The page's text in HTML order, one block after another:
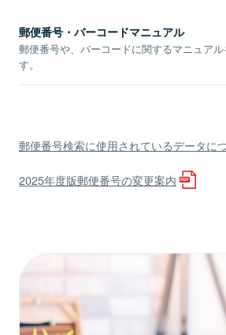
郵便番号・バーコードマニュアル
郵便番号や、バーコードに関するマニュアル
す。
郵便番号検索に使用されているデータに
2025年度版郵便番号の変更案内